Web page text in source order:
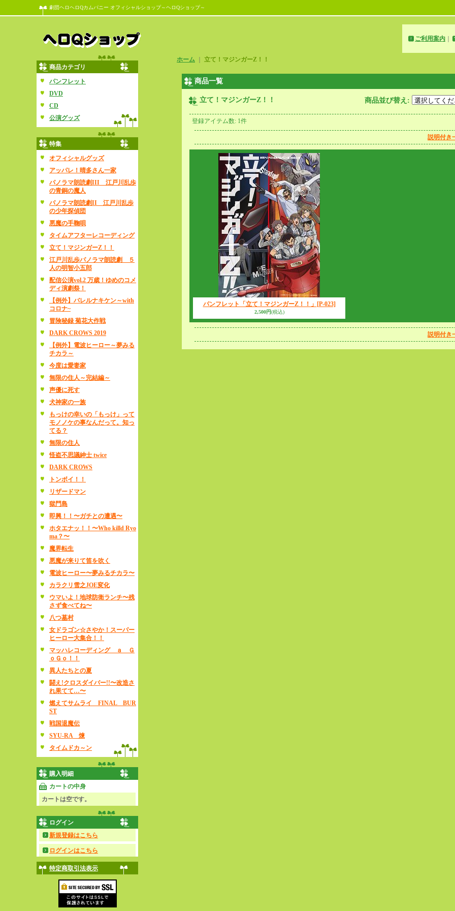
劇団ヘロヘロQカムパニー オフィシャルショップ～ヘロQショップ～
ご利用案内
商品カテゴリ
パンフレット
DVD
CD
公演グッズ
特集
オフィシャルグッズ
アッパレ！晴多さん一家
パノラマ朗読劇III 江戸川乱歩
の青銅の魔人
パノラマ朗読劇II 江戸川乱歩
の少年探偵団
悪魔の手鞠唄
タイムアフターレコーディング
立て！マジンガーZ！！
江戸川乱歩パノラマ朗読劇 ５
人の明智小五郎
配信公演vol.2 万歳！ゆめのコメ
ディ演劇祭！
【例外】バレルナキケン～with
コロナ~
冒険秘録 菊花大作戦
DARK CROWS 2019
【例外】電波ヒーロー～夢みる
チカラ～
今度は愛妻家
無限の住人～完結編～
声優に死す
犬神家の一族
もっけの幸いの「もっけ」って
モノノケの事なんだって。知っ
てる？
無限の住人
怪盗不思議紳士 twice
DARK CROWS
トンボイ！！
リザードマン
獄門島
即興！！〜ガチとの遭遇〜
ホタエナッ！！〜Who killd Ryo
ma？〜
魔界転生
悪魔が来りて笛を吹く
電波ヒーロー〜夢みるチカラ〜
カラクリ雪之JOE変化
ウマいよ！地球防衛ランチ〜残
さず食べてね〜
八つ墓村
女ドラゴン☆さやか！スーパー
ヒーロー大集合！！
マッハレコーディング ａ Ｇ
ｏＧｏ！！
異人たちとの夏
闘え!クロスダイバー!!〜改造さ
れ果てて…〜
燃えてサムライ FINAL BUR
ST
戦国退魔伝
SYU-RA 煉
タイムドカ～ン
購入明細
カートの中身
カートは空です。
ログイン
新規登録はこちら
ログインはこちら
特定商取引法表示
ホーム 立て！マジンガーZ！！
商品一覧
立て！マジンガーZ！！ 商品並び替え :
登録アイテム数: 1件
説明付き
パンフレット「立て！マジンガーZ！！」 [P-023]
2,500円(税込)
説明付き